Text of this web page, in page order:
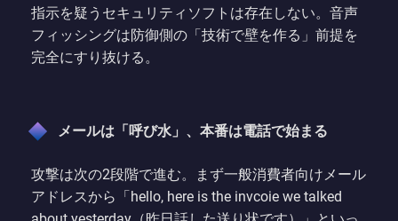
指示を疑うセキュリティソフトは存在しない。音声
フィッシングは防御側の「技術で壁を作る」前提を
完全にすり抜ける。
メールは「呼び水」、本番は電話で始まる
攻撃は次の2段階で進む。まず一般消費者向けメール
アドレスから「hello, here is the invcoie we talked